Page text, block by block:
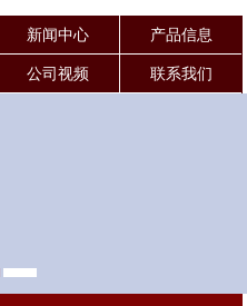
新闻中心 产品信息
公司视频 联系我们